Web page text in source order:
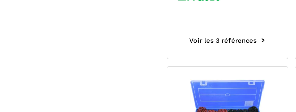
Voir les 3 références